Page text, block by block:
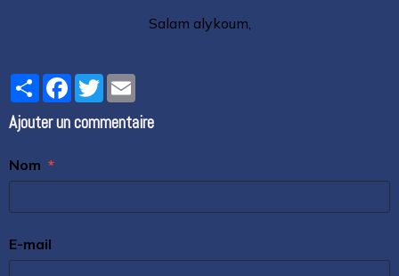
Salam alykoum,
PartagerFacebook
Twitter
Ajouter un commentaire
Nom
E-mail